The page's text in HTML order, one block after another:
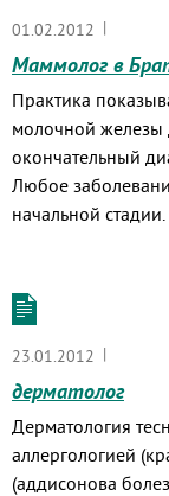
01.02.2012 |
Маммолог в
Практика
молочной железы
окончательный
Любое
начальной стадии.
23.01.2012 |
дерматолог
Дерматология
аллергологией
(аддисонова